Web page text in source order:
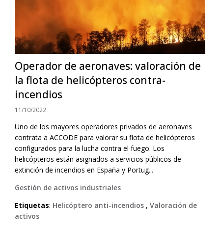
Operador de aeronaves: valoración de
la flota de helicópteros contra-
incendios
11/10/2022
Uno de los mayores operadores privados de aeronaves
contrata a ACCODE para valorar su flota de helicópteros
configurados para la lucha contra el fuego. Los
helicópteros están asignados a servicios públicos de
extinción de incendios en España y Portug...
Gestión de activos industriales
Etiquetas: Helicóptero anti-incendios , Valoración de
activos